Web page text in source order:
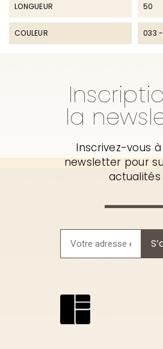
LONGUEUR
COULEUR
50
033 -
la
Inscrivez-vous
newsletter pour
actualités